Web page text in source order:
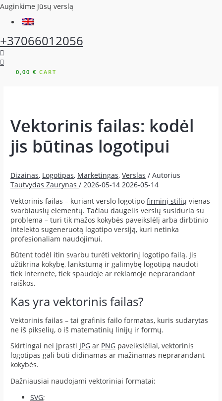
Auginkime Jūsų verslą
+37066012056
0,00 € CART
Vektorinis failas: kodėl
jis būtinas logotipui
Dizainas, Logotipas, Marketingas,Verslas / Autorius
Tautvydas Zaurynas /2026-05-14 2026-05-14
Vektorinis failas – kuriant verslo logotipofirminį stilių vienas
svarbiausių elementų. Tačiau daugelis verslų susiduria su
problema – turi tik mažos kokybės paveikslėlį arba dirbtinio
intelekto sugeneruotą logotipo versiją, kuri netinka
profesionaliam naudojimui.
Būtent todėl itin svarbu turėti vektorinį logotipo failą. Jis
užtikrina kokybę, lankstumą ir galimybę logotipą naudoti
tiek internete, tiek spaudoje ar reklamoje neprarandant
raiškos.
Kas yra vektorinis failas?
Vektorinis failas – tai grafinis failo formatas, kuris sudarytas
ne iš pikselių, o iš matematinių linijų ir formų.
Skirtingai nei įprasti JPG ar PNG paveikslėliai, vektorinis
logotipas gali būti didinamas ar mažinamas neprarandant
kokybės.
Dažniausiai naudojami vektoriniai formatai:
SVG;